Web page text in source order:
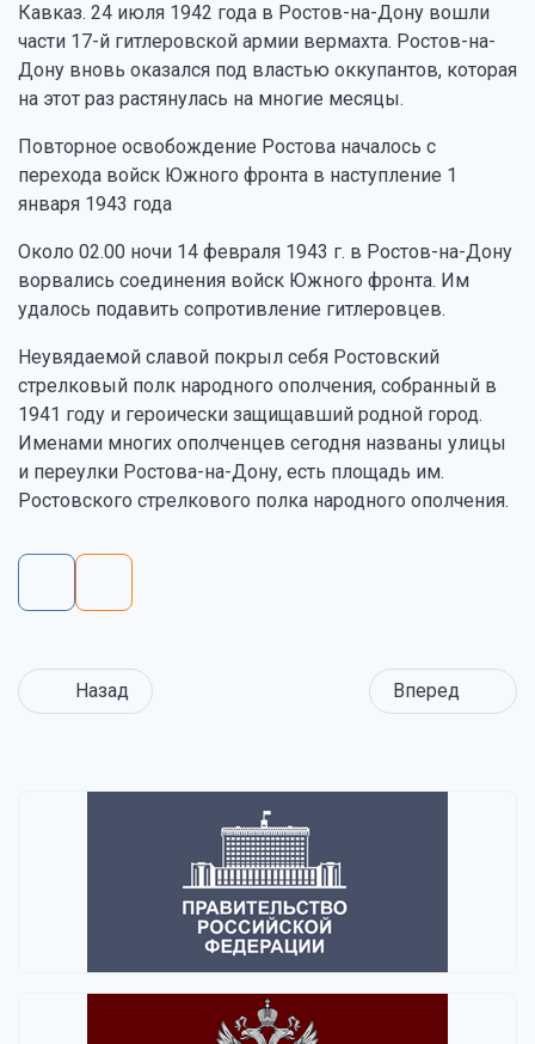
Кавказ. 24 июля 1942 года в Ростов-на-Дону вошли
части 17-й гитлеровской армии вермахта. Ростов-на-
Дону вновь оказался под властью оккупантов, которая
на этот раз растянулась на многие месяцы.
Повторное освобождение Ростова началось с
перехода войск Южного фронта в наступление 1
января 1943 года
Около 02.00 ночи 14 февраля 1943 г. в Ростов-на-Дону
ворвались соединения войск Южного фронта. Им
удалось подавить сопротивление гитлеровцев.
Неувядаемой славой покрыл себя Ростовский
стрелковый полк народного ополчения, собранный в
1941 году и героически защищавший родной город.
Именами многих ополченцев сегодня названы улицы
и переулки Ростова-на-Дону, есть площадь им.
Ростовского стрелкового полка народного ополчения.
Назад Вперед